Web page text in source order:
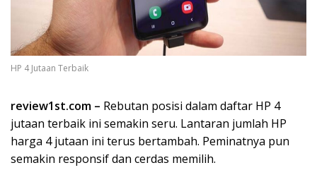
HP 4 Jutaan Terbaik
review1st.com – Rebutan posisi dalam daftar HP 4
jutaan terbaik ini semakin seru. Lantaran jumlah HP
harga 4 jutaan ini terus bertambah. Peminatnya pun
semakin responsif dan cerdas memilih.